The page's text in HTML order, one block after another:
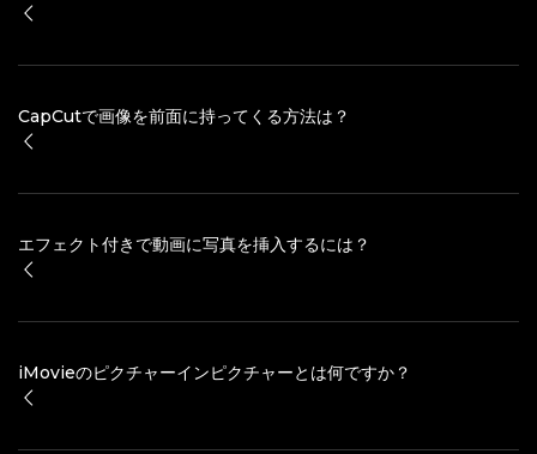
CapCutで画像を前面に持ってくる方法は？
エフェクト付きで動画に写真を挿入するには？
iMovieのピクチャーインピクチャーとは何ですか？